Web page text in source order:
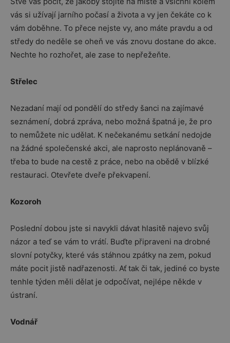
vás si užívají jarního počasí a života a vy jen čekáte co k
vám doběhne. To přece nejste vy, ano máte pravdu a od
středy do neděle se oheň ve vás znovu dostane do akce.
Nechte ho rozhořet, ale zase to nepřežeňte.
Střelec
Nezadaní mají od pondělí do středy šanci na zajímavé
seznámení, dobrá zpráva, nebo možná špatná je, že pro
to nemůžete nic udělat. K nečekanému setkání nedojde
na žádné společenské akci, ale naprosto neplánovaně –
třeba to bude na cestě z práce, nebo na obědě v blízké
restauraci. Otevřete dveře překvapení.
Kozoroh
Poslední dobou jste si navykli dávat hlasitě najevo svůj
názor a teď se vám to vrátí. Buďte připraveni na drobné
slovní potyčky, které vás stáhnou zpátky na zem, pokud
máte pocit jistě nadřazenosti. Ať tak či tak, jediné co byste
tenhle týden měli dělat je odpočívat, nejlépe někde v
ústraní.
Vodnář